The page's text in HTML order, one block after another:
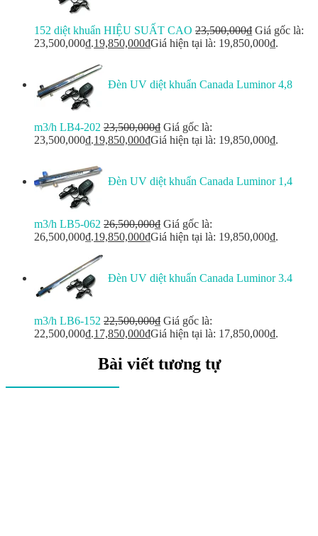
152 diệt khuẩn HIỆU SUẤT CAO 23,500,000₫ Giá gốc là:
23,500,000₫.19,850,000₫Giá hiện tại là: 19,850,000₫.
Đèn UV diệt khuẩn Canada Luminor 4,8
m3/h LB4-202 23,500,000₫ Giá gốc là:
23,500,000₫.19,850,000₫Giá hiện tại là: 19,850,000₫.
Đèn UV diệt khuẩn Canada Luminor 1,4
m3/h LB5-062 26,500,000₫ Giá gốc là:
26,500,000₫.19,850,000₫Giá hiện tại là: 19,850,000₫.
Đèn UV diệt khuẩn Canada Luminor 3.4
m3/h LB6-152 22,500,000₫ Giá gốc là:
22,500,000₫.17,850,000₫Giá hiện tại là: 17,850,000₫.
Bài viết tương tự